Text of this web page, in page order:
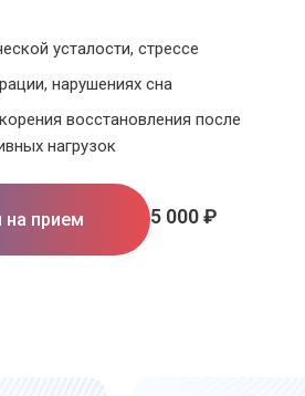
усталости, стрессе
нарушениях сна
восстановления после
нагрузок
на прием 5 000 ₽